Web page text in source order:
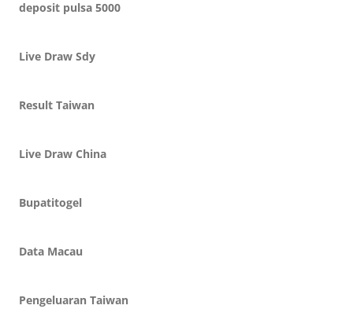
deposit pulsa 5000
Live Draw Sdy
Result Taiwan
Live Draw China
Bupatitogel
Data Macau
Pengeluaran Taiwan